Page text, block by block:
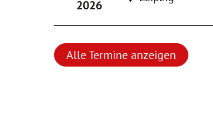
2026
Alle Termine anzeigen